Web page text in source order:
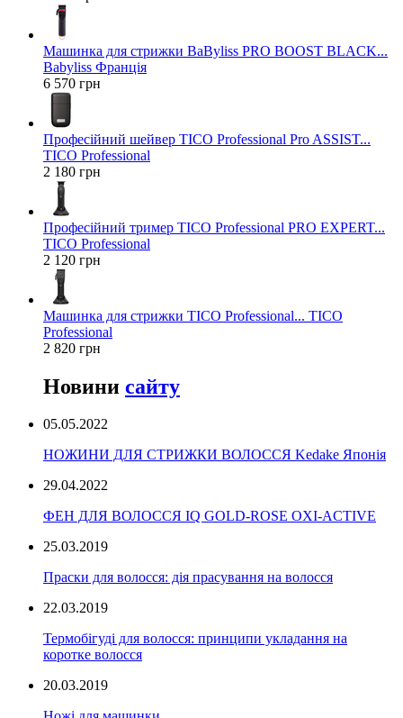
Машинка для стрижки BaByliss PRO BOOST BLACK...
Babyliss Франція
6 570 грн
Професійний шейвер TICO Professional Pro ASSIST...
TICO Professional
2 180 грн
Професійний тример TICO Professional PRO EXPERT...
TICO Professional
2 120 грн
Машинка для стрижки TICO Professional... TICO
Professional
2 820 грн
Новини сайту
05.05.2022
НОЖИНИ ДЛЯ СТРИЖКИ ВОЛОССЯ Kedake Японія
29.04.2022
ФЕН ДЛЯ ВОЛОССЯ IQ GOLD-ROSE OXI-ACTIVE
25.03.2019
Праски для волосся: дія прасування на волосся
22.03.2019
Термобігуді для волосся: принципи укладання на
коротке волосся
20.03.2019